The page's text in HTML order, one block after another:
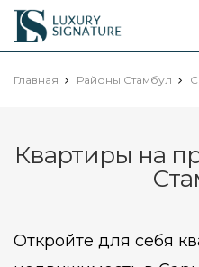
Luxury
Signature
Главная Районы Стамбул
Квартиры на
Откройте для себя